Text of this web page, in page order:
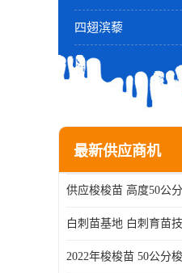
四翅滨藜
最新供应商机